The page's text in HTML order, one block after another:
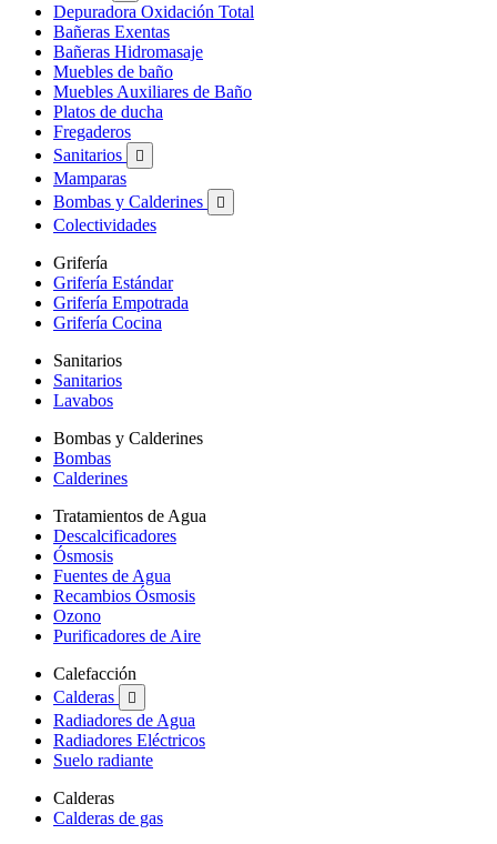
Depuradora Oxidación Total
Bañeras Exentas
Bañeras Hidromasaje
Muebles de baño
Muebles Auxiliares de Baño
Platos de ducha
Fregaderos
Sanitarios

Mamparas
Bombas y Calderines

Colectividades
Grifería
Grifería Estándar
Grifería Empotrada
Grifería Cocina
Sanitarios
Sanitarios
Lavabos
Bombas y Calderines
Bombas
Calderines
Tratamientos de Agua
Descalcificadores
Ósmosis
Fuentes de Agua
Recambios Ósmosis
Ozono
Purificadores de Aire
Calefacción
Calderas

Radiadores de Agua
Radiadores Eléctricos
Suelo radiante
Calderas
Calderas de gas